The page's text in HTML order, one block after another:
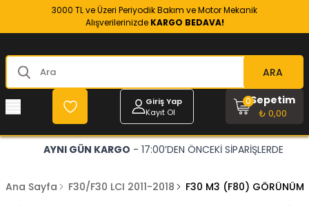
3000 TL ve Üzeri Periyodik Bakım ve Motor Mekanik
Alışverilerinizde KARGO BEDAVA!
ARA
Giriş Yap
Kayıt Ol
Sepetim
₺ 0,00
0
AYNI GÜN KARGO - 17:00’DEN ÖNCEKİ SİPARİŞLERDE
Ana Sayfa F30/F30 LCI 2011-2018 F30 M3 (F80) GÖRÜNÜM